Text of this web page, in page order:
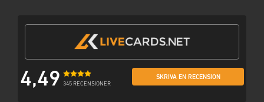
4,49 345 RECENSIONER
SKRIVA EN RECENSION